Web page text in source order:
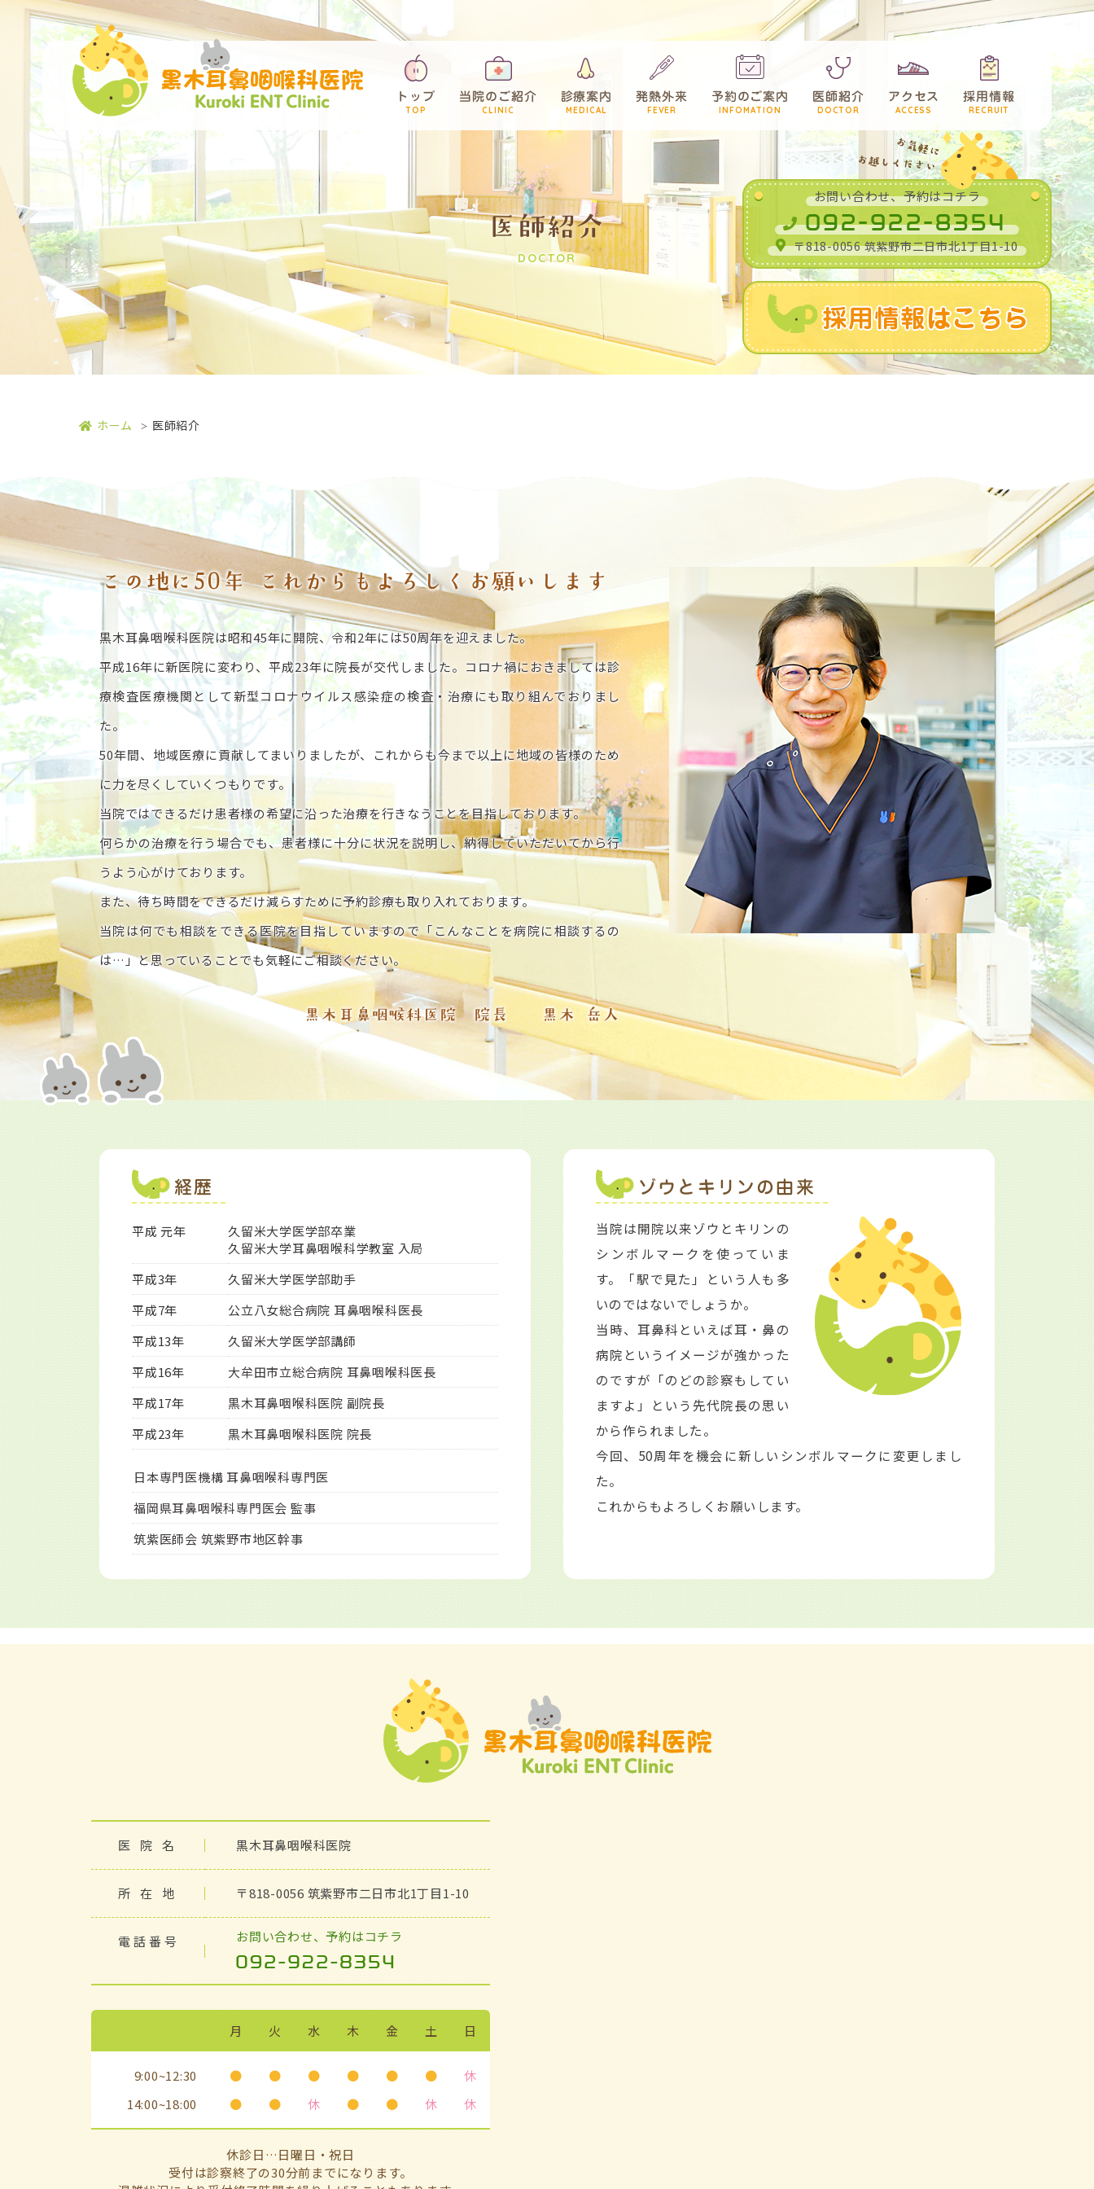
トップ 当院のご紹介 診療案内 発熱外来 予約のご案内 医師紹介 アクセス 採用情報
医師紹介
DOCTOR
お問い合わせ、予約はコチラ
〒818-0056 筑紫野市二日市北1丁目1-10
ホーム 医師紹介
この地に50年 これからもよろしくお願いします
黒木耳鼻咽喉科医院は昭和45年に開院、令和2年には50周年を迎えました。
平成16年に新医院に変わり、平成23年に院長が交代しました。コロナ禍におきましては診
療検査医療機関として新型コロナウイルス感染症の検査・治療にも取り組んでおりまし
た。
50年間、地域医療に貢献してまいりましたが、これからも今まで以上に地域の皆様のため
に力を尽くしていくつもりです。
当院ではできるだけ患者様の希望に沿った治療を行きなうことを目指しております。
何らかの治療を行う場合でも、患者様に十分に状況を説明し、納得していただいてから行
うよう心がけております。
また、待ち時間をできるだけ減らすために予約診療も取り入れております。
当院は何でも相談をできる医院を目指していますので「こんなことを病院に相談するの
は…」と思っていることでも気軽にご相談ください。
黒木耳鼻咽喉科医院 院長 黒木 岳人
経歴
平成 元年
久留米大学医学部卒業
久留米大学耳鼻咽喉科学教室 入局
平成3年
久留米大学医学部助手
平成7年
公立八女総合病院 耳鼻咽喉科医長
平成13年
久留米大学医学部講師
平成16年
大牟田市立総合病院 耳鼻咽喉科医長
平成17年
黒木耳鼻咽喉科医院 副院長
平成23年
黒木耳鼻咽喉科医院 院長
日本専門医機構 耳鼻咽喉科専門医
福岡県耳鼻咽喉科専門医会 監事
筑紫医師会 筑紫野市地区幹事
ゾウとキリンの由来
当院は開院以来ゾウとキリンの
シンボルマークを使っていま
す。「駅で見た」という人も多
いのではないでしょうか。
当時、耳鼻科といえば耳・鼻の
病院というイメージが強かった
のですが「のどの診察もしてい
ますよ」という先代院長の思い
から作られました。
今回、50周年を機会に新しいシンボルマークに変更しまし
た。
これからもよろしくお願いします。
医院名 黒木耳鼻咽喉科医院
所在地 〒818-0056 筑紫野市二日市北1丁目1-10
電話番号 お問い合わせ、予約はコチラ
月 火 水 木 金 土 日
9:00~12:30 ● ● ● ● ● ●
休
14:00~18:00
● ● 休 ● ● 休 休
休診日…日曜日・祝日
受付は診察終了の30分前までになります。